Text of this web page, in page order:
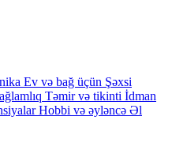
Ev və bağ üçün Şəxsi
Təmir və tikinti İdman
Hobbi və əyləncə Əl